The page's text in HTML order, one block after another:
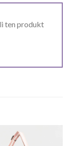
ten produkt